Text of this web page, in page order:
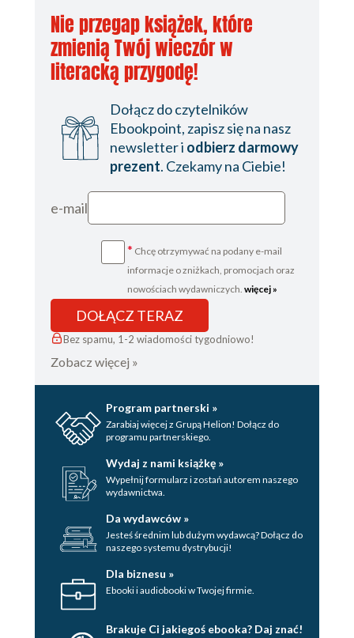
Nie przegap książek, które
zmienią Twój wieczór w
literacką przygodę!
Dołącz do czytelników
Ebookpoint, zapisz się na nasz
newsletter i odbierz darmowy
prezent. Czekamy na Ciebie!
e-mail
* Chcę otrzymywać na podany e-mail
informacje o zniżkach, promocjach oraz
nowościach wydawniczych. więcej »
DOŁĄCZ TERAZ
Bez spamu, 1-2 wiadomości tygodniowo!
Zobacz więcej »
Program partnerski »
Zarabiaj więcej z Grupą Helion! Dołącz do
programu partnerskiego.
Wydaj z nami książkę »
Wypełnij formularz i zostań autorem naszego
wydawnictwa.
Da wydawców »
Jesteś średnim lub dużym wydawcą? Dołącz do
naszego systemu dystrybucji!
Dla biznesu »
Ebooki i audiobooki w Twojej firmie.
Brakuje Ci jakiegoś ebooka? Daj znać!